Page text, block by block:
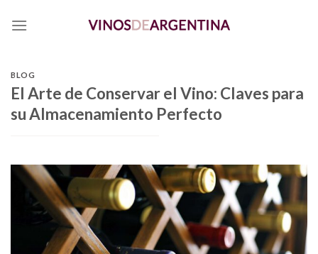
BLOG
El Arte de Conservar el Vino: Claves para
su Almacenamiento Perfecto